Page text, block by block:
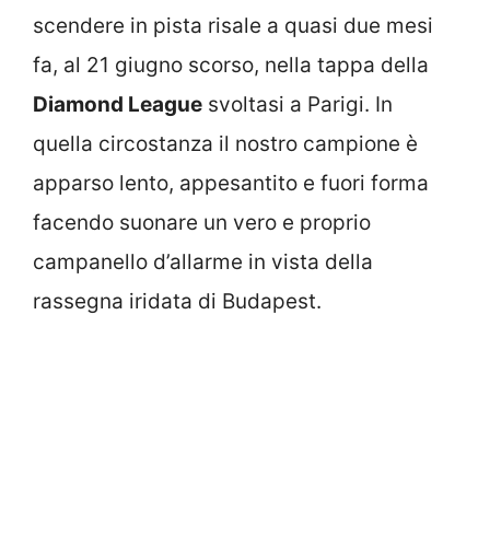
scendere in pista risale a quasi due mesi
fa, al 21 giugno scorso, nella tappa della
Diamond League svoltasi a Parigi. In
quella circostanza il nostro campione è
apparso lento, appesantito e fuori forma
facendo suonare un vero e proprio
campanello d’allarme in vista della
rassegna iridata di Budapest.